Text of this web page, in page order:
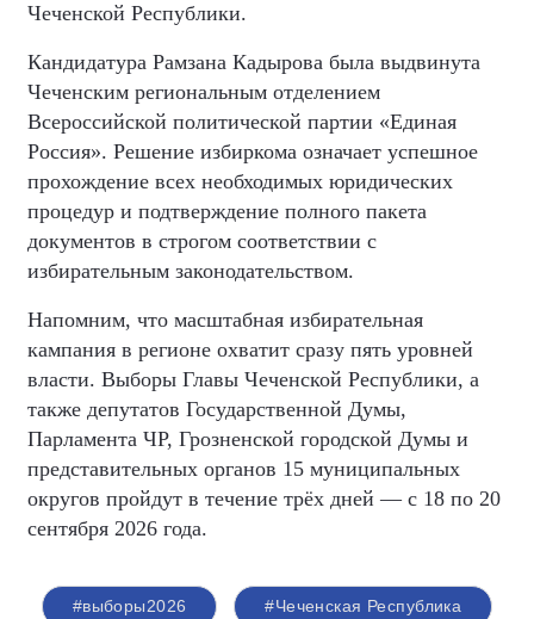
Чеченской Республики.
Кандидатура Рамзана Кадырова была выдвинута
Чеченским региональным отделением
Всероссийской политической партии «Единая
Россия». Решение избиркома означает успешное
прохождение всех необходимых юридических
процедур и подтверждение полного пакета
документов в строгом соответствии с
избирательным законодательством.
Напомним, что масштабная избирательная
кампания в регионе охватит сразу пять уровней
власти. Выборы Главы Чеченской Республики, а
также депутатов Государственной Думы,
Парламента ЧР, Грозненской городской Думы и
представительных органов 15 муниципальных
округов пройдут в течение трёх дней — с 18 по 20
сентября 2026 года.
#выборы2026 #Чеченская Республика